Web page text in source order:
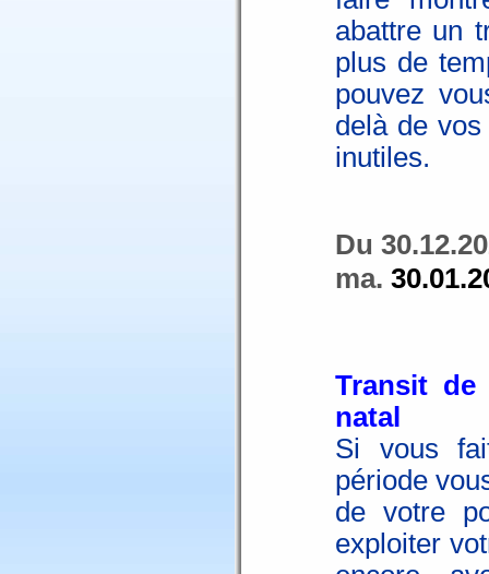
abattre un
plus de
pouvez
delà de
inutiles.
Du
ma.
Transit
natal
Si vous
période
de votre
exploiter